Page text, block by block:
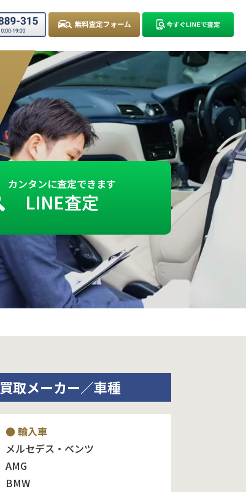
カンタンに査定できます
LINE査定
買取メーカー／車種
● 輸入車
メルセデス・ベンツ
AMG
BMW